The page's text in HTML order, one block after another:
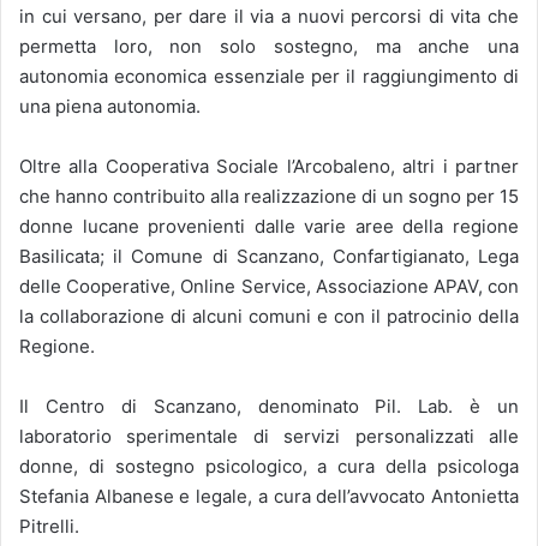
in cui versano, per dare il via a nuovi percorsi di vita che
permetta loro, non solo sostegno, ma anche una
autonomia economica essenziale per il raggiungimento di
una piena autonomia.
Oltre alla Cooperativa Sociale l’Arcobaleno, altri i partner
che hanno contribuito alla realizzazione di un sogno per 15
donne lucane provenienti dalle varie aree della regione
Basilicata; il Comune di Scanzano, Confartigianato, Lega
delle Cooperative, Online Service, Associazione APAV, con
la collaborazione di alcuni comuni e con il patrocinio della
Regione.
Il Centro di Scanzano, denominato Pil. Lab. è un
laboratorio sperimentale di servizi personalizzati alle
donne, di sostegno psicologico, a cura della psicologa
Stefania Albanese e legale, a cura dell’avvocato Antonietta
Pitrelli.